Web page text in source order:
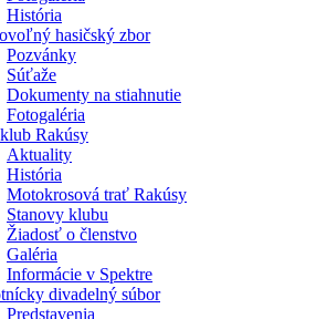
História
hasičský zbor
Pozvánky
Súťaže
Dokumenty na stiahnutie
Fotogaléria
Rakúsy
Aktuality
História
Motokrosová trať Rakúsy
Stanovy klubu
Žiadosť o členstvo
Galéria
Informácie v Spektre
divadelný súbor
Predstavenia